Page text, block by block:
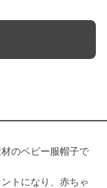
のベビー服帽子で
トになり、赤ちゃ